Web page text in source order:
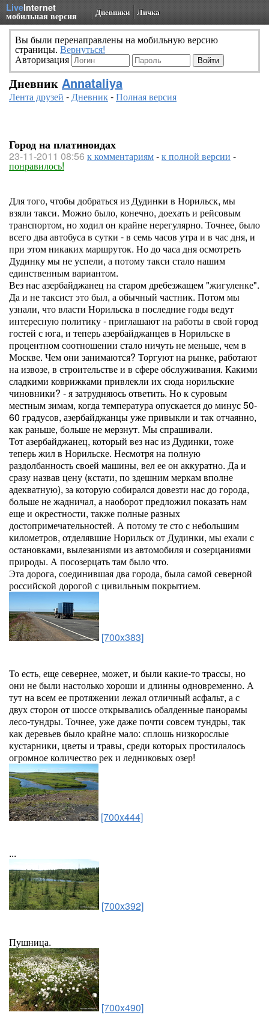
LiveInternet
мобильная версия Дневники Личка
Вы были перенаправлены на мобильную версию
страницы. Вернуться!
Авторизация
Дневник Annataliya
Лента друзей -Дневник-Полная версия
Город на платиноидах
23-11-2011 08:56 к комментариям-к полной версии -
понравилось!
Для того, чтобы добраться из Дудинки в Норильск, мы
взяли такси. Можно было, конечно, доехать и рейсовым
транспортом, но ходил он крайне нерегулярно. Точнее, было
всего два автобуса в сутки - в семь часов утра и в час дня, и
при этом никаких маршруток. Но до часа дня осмотреть
Дудинку мы не успели, а потому такси стало нашим
единственным вариантом.
Вез нас азербайджанец на старом дребезжащем "жигуленке".
Да и не таксист это был, а обычный частник. Потом мы
узнали, что власти Норильска в последние годы ведут
интересную политику - приглашают на работы в свой город
гостей с юга, и теперь азербайджанцев в Норильске в
процентном соотношении стало ничуть не меньше, чем в
Москве. Чем они занимаются? Торгуют на рынке, работают
на извозе, в строительстве и в сфере обслуживания. Какими
сладкими коврижками привлекли их сюда норильские
чиновники? - я затрудняюсь ответить. Но к суровым
местным зимам, когда температура опускается до минус 50-
60 градусов, азербайджанцы уже привыкли и так отчаянно,
как раньше, больше не мерзнут. Мы спрашивали.
Тот азербайджанец, который вез нас из Дудинки, тоже
теперь жил в Норильске. Несмотря на полную
раздолбанность своей машины, вел ее он аккуратно. Да и
сразу назвав цену (кстати, по здешним меркам вполне
адекватную), за которую собирался довезти нас до города,
больше не жадничал, а наоборот предложил показать нам
еще и окрестности, также полные разных
достопримечательностей. А потому те сто с небольшим
километров, отделявшие Норильск от Дудинки, мы ехали с
остановками, вылезаниями из автомобиля и созерцаниями
природы. А посозерцать там было что.
Эта дорога, соединившая два города, была самой северной
российской дорогой с цивильным покрытием.
[700x383]
То есть, еще севернее, может, и были какие-то трассы, но
они не были настолько хороши и длинны одновременно. А
тут на всем ее протяжении лежал отличный асфальт, а с
двух сторон от шоссе открывались обалденные панорамы
лесо-тундры. Точнее, уже даже почти совсем тундры, так
как деревьев было крайне мало: сплошь низкорослые
кустарники, цветы и травы, среди которых простилалось
огромное количество рек и ледниковых озер!
[700x444]
...
[700x392]
Пушница.
[700x490]